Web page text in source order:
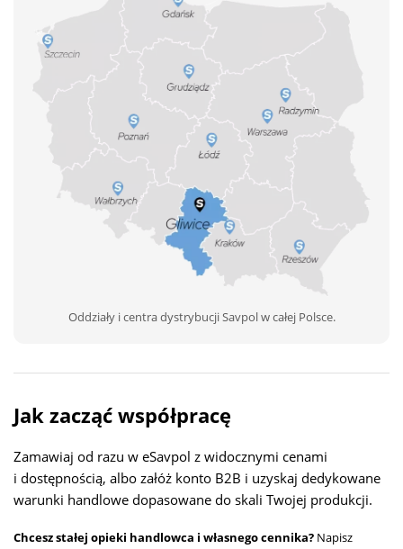
Oddziały i centra dystrybucji Savpol w całej Polsce.
Jak zacząć współpracę
Zamawiaj od razu w eSavpol z widocznymi cenami
i dostępnością, albo załóż konto B2B i uzyskaj dedykowane
warunki handlowe dopasowane do skali Twojej produkcji.
Chcesz stałej opieki handlowca i własnego cennika? Napisz